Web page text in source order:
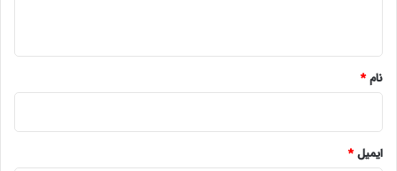
نام*
ایمیل*